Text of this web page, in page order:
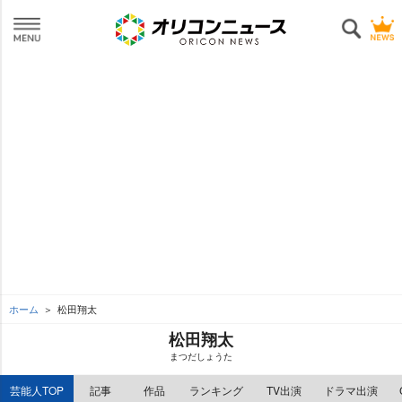
ホーム 松田翔太
松田翔太
まつだしょうた
芸能人TOP 記事 作品 ランキング TV出演 ドラマ出演